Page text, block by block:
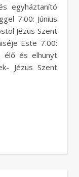
egyháztanító
7.00: Június
Jézus Szent
Este 7.00:
élő és elhunyt
Jézus Szent